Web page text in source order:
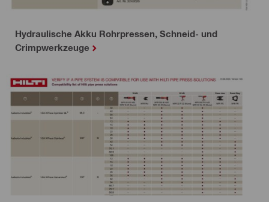
Hydraulische Akku Rohrpressen, Schneid- und
Crimpwerkzeuge